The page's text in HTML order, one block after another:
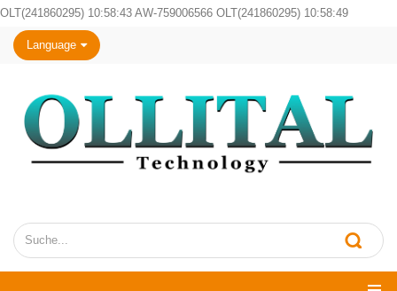
OLT(241860295) 10:58:43 AW-759006566 OLT(241860295) 10:58:49
Language